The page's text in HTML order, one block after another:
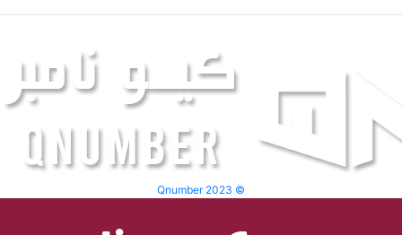
Qnumber 2023 ©